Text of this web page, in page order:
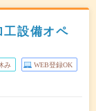
設備オペ
み WEB登録OK